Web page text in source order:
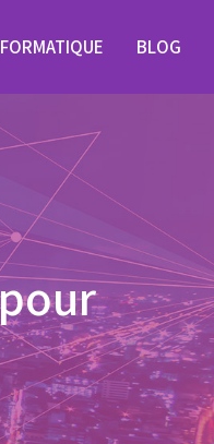
BLOG